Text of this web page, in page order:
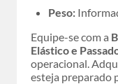
Peso:
Equipe-se com a
Elástico e
operacional.
esteja preparado